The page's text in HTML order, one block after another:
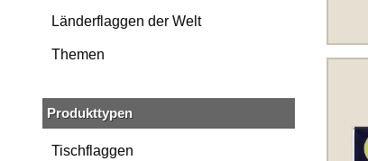
Länderflaggen der Welt
Themen
Produkttypen
Tischflaggen